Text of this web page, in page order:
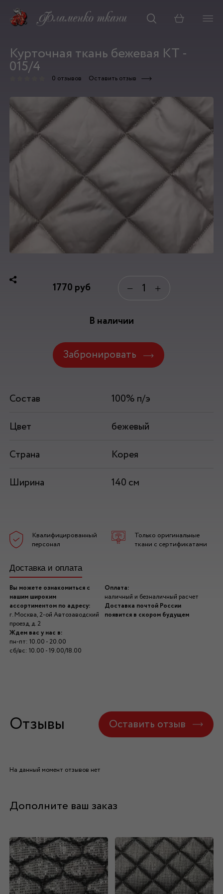
Корзина
Курточная ткань бежевая КТ -
015/4
0 отзывов Оставить отзыв
1770 руб − +
В наличии
Забронировать
Состав
100% п/э
Цвет
бежевый
Страна
Корея
Ширина
140 см
Квалифицированный
персонал
Только оригинальные
ткани с сертификатами
Доставка и оплата
Вы можете ознакомиться с
нашим широким
ассортиментом по адресу:
г. Москва, 2-ой Автозаводский
проезд, д. 2
Ждем вас у нас в:
пн-пт: 10.00 - 20.00
сб/вс: 10.00 - 19.00/18.00
Оплата:
наличный и безналичный расчет
Доставка почтой России
появится в скором будущем
Отзывы Оставить отзыв
На данный момент отзывов нет
Дополните ваш заказ